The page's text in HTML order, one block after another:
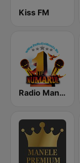
Kiss FM
Radio Manele